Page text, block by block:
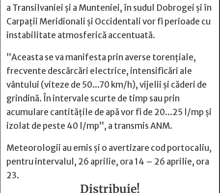
a Transilvaniei şi a Munteniei, în sudul Dobrogei şi în
Carpaţii Meridionali şi Occidentali vor fi perioade cu
instabilitate atmosferică accentuată.
”Aceasta se va manifesta prin averse torenţiale,
frecvente descărcări electrice, intensificări ale
vântului (viteze de 50...70 km/h), vijelii şi căderi de
grindină. În intervale scurte de timp sau prin
acumulare cantităţile de apă vor fi de 20...25 l/mp şi
izolat de peste 40 l/mp”, a transmis ANM.
Meteorologii au emis şi o avertizare cod portocaliu,
pentru intervalul, 26 aprilie, ora 14 – 26 aprilie, ora
23.
Distribuie!